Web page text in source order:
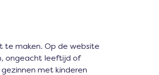
te maken. Op de website
ongeacht leeftijd of
met kinderen